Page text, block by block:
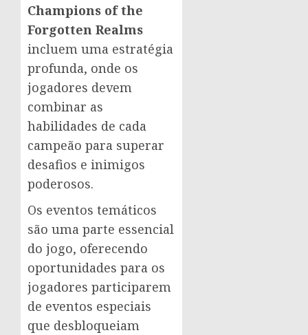
Champions of the
Forgotten Realms
incluem uma estratégia
profunda, onde os
jogadores devem
combinar as
habilidades de cada
campeão para superar
desafios e inimigos
poderosos.
Os eventos temáticos
são uma parte essencial
do jogo, oferecendo
oportunidades para os
jogadores participarem
de eventos especiais
que desbloqueiam